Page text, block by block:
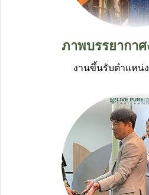
งานขึ้นรับตำแหน่ง